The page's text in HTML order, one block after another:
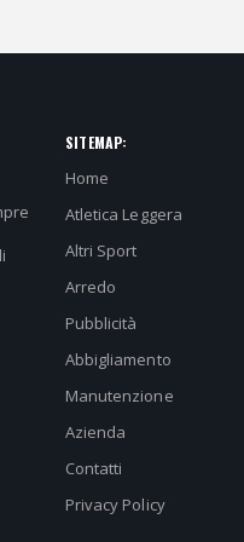
SITEMAP:
Home
Atletica Leggera
Altri Sport
Arredo
Pubblicità
Abbigliamento
Manutenzione
Azienda
Contatti
Privacy Policy